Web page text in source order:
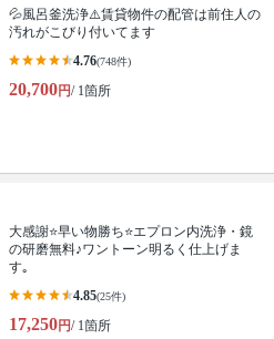
💦風呂釜洗浄⚠️賃貸物件の配管は前住人の
汚れがこびり付いてます
4.76(748件)
20,700円/ 1箇所
大感謝⭐️早い物勝ち⭐️エプロン内洗浄・鏡
の研磨無料♪ワントーン明るく仕上げま
す｡
4.85(25件)
17,250円/ 1箇所